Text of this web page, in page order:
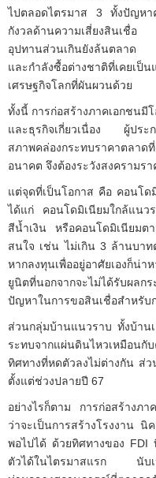
ไปตลอดไตรมาส 3 ทั้งปัญหา
กังวลด้านความเสี่ยงสินเชื่
อุปทานส่วนเกินยังล้นตลาด
และกำลังซื้อต่างชาติที่เคยเป็
เศรษฐกิจโลกที่ผันผวนด้วย
ทั้งนี้ การก่อสร้างภาคเอกชนมี
และธุรกิจเกี่ยวเนื่อง ผู้ประก
สภาพคล่องกระทบราคาตลา
อนาคต จึงต้องระวังสงครามร
แต่จุดที่เป็นโอกาส คือ คอนโด
ได้แก่ คอนโดมิเนียมใกล้แน
สีน้ำเงิน หรือคอนโดมิเนียมต
สนใจ เช่น ไม่เกิน 3 ล้านบา
หากลงทุนเพื่ออยู่อาศัยเองก็
ยูนิตที่นอกจากจะไม่ได้รับผลก
ปัญหาในการขอสินเชื่อสำหรับ
ส่วนกลุ่มบ้านแนวราบ ทั้งบ้าน
ระทบจากแผ่นดินไหวเหมือน
ทิศทางที่หดตัวลงไม่ต่างกัน ส่
ตั้งแต่ช่วงปลายปี 67
อย่างไรก็ตาม การก่อสร้างภ
ว่าจะเป็นการสร้างโรงงาน นิ
พอไปได้ ด้วยทิศทางของ FDI
ตัวได้ในไตรมาสแรก นับเป็